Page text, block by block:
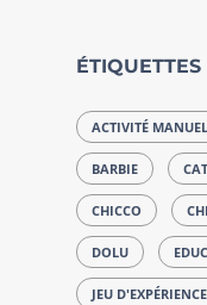
ACTIVITÉ
BARBIE
CHICCO
DOLU
JEU D'EXPÉRIENCE